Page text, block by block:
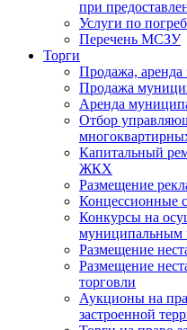
при
Услуги по
Перечень МСЗУ
Торги
Продажа, аренда
Продажа
Аренда
Отбор
Капитальный
ЖКХ
Размещение
Концессионные
Конкурсы на
муниципальным
Размещение
Размещение
торговли
Аукционы на
застроенной